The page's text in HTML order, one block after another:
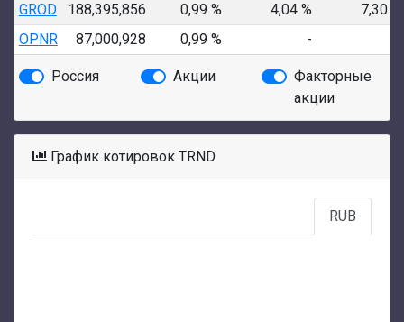
GROD
188,395,856 0,99 % 4,04 %
7,30 %
OPNR
87,000,928 0,99 % -
Россия Акции
Факторные
акции
График котировок TRND
RUB